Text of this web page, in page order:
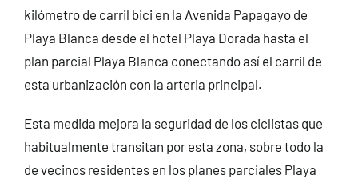
kilómetro de carril bici en la Avenida Papagayo de
Playa Blanca desde el hotel Playa Dorada hasta el
plan parcial Playa Blanca conectando así el carril de
esta urbanización con la arteria principal.
Esta medida mejora la seguridad de los ciclistas que
habitualmente transitan por esta zona, sobre todo la
de vecinos residentes en los planes parciales Playa